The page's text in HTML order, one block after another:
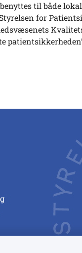
til både
for